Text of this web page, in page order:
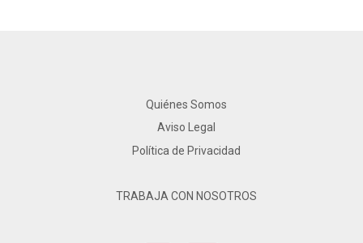
Quiénes Somos
Aviso Legal
Política de Privacidad
TRABAJA CON NOSOTROS